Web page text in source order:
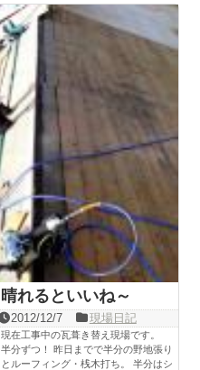
晴れるといいね～
2012/12/7 現場日記
現在工事中の瓦葺き替え現場です。
半分ずつ！ 昨日までで半分の野地張り
とルーフィング・桟木打ち。 半分はシ